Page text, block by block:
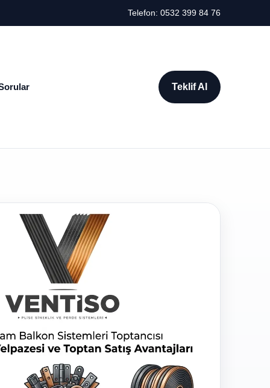
Telefon: 0532 399 84 76
Teklif Al